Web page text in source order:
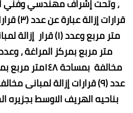
مخالفة بمساحة
بناحيه الهريف الاوسط بجزيره